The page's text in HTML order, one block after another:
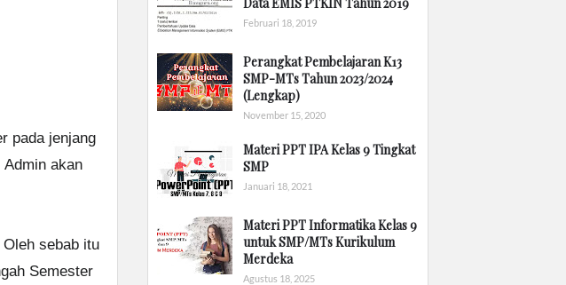
pada jenjang
akan
sebab itu
Semester
Februari 18, 2019
Perangkat Pembelajaran K13
SMP-MTs Tahun 2023/2024
(Lengkap)
November 15, 2020
Materi PPT IPA Kelas 9 Tingkat
SMP
Januari 18, 2021
Materi PPT Informatika Kelas 9
untuk SMP/MTs Kurikulum
Merdeka
Agustus 18, 2025